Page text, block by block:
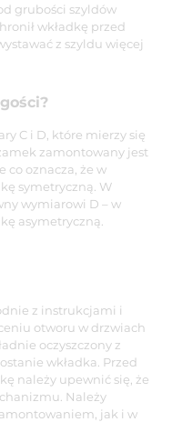
grubości szyldów
wkładkę przed
z szyldu więcej
C i D, które mierzy się
zamontowany jest
co oznacza, że w
symetryczną. W
wymiarowi D – w
asymetryczną.
z instrukcjami i
otworu w drzwiach
oczyszczony z
wkładka. Przed
należy upewnić się, że
Należy
jak i w